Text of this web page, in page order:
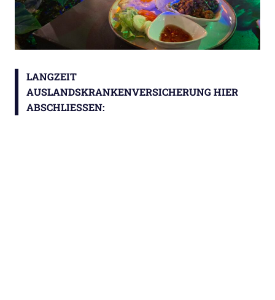
LANGZEIT
AUSLANDSKRANKENVERSICHERUNG HIER
ABSCHLIESSEN: